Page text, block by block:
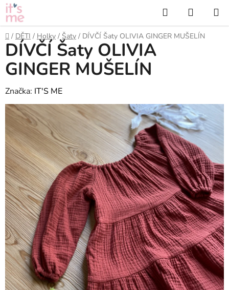
Přejít
na
obsah
Hledat
KOŠÍK
Domů
/ DĚTI / Holky / Šaty / DÍVČÍ Šaty OLIVIA GINGER MUŠELÍN
DÍVČÍ Šaty OLIVIA
GINGER MUŠELÍN
Značka: IT'S ME